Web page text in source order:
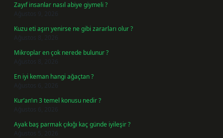
Zayıf insanlar nasıl abiye giymeli ?
Ağustos 9, 2026
Kuzu eti aşırı yenirse ne gibi zararları olur ?
Ağustos 8, 2026
Mikroplar en çok nerede bulunur ?
Ağustos 8, 2026
En iyi keman hangi ağaçtan ?
Ağustos 6, 2026
Kur’an’ın 3 temel konusu nedir ?
Ağustos 6, 2026
Ayak baş parmak çıkığı kaç günde iyileşir ?
Ağustos 5, 2026